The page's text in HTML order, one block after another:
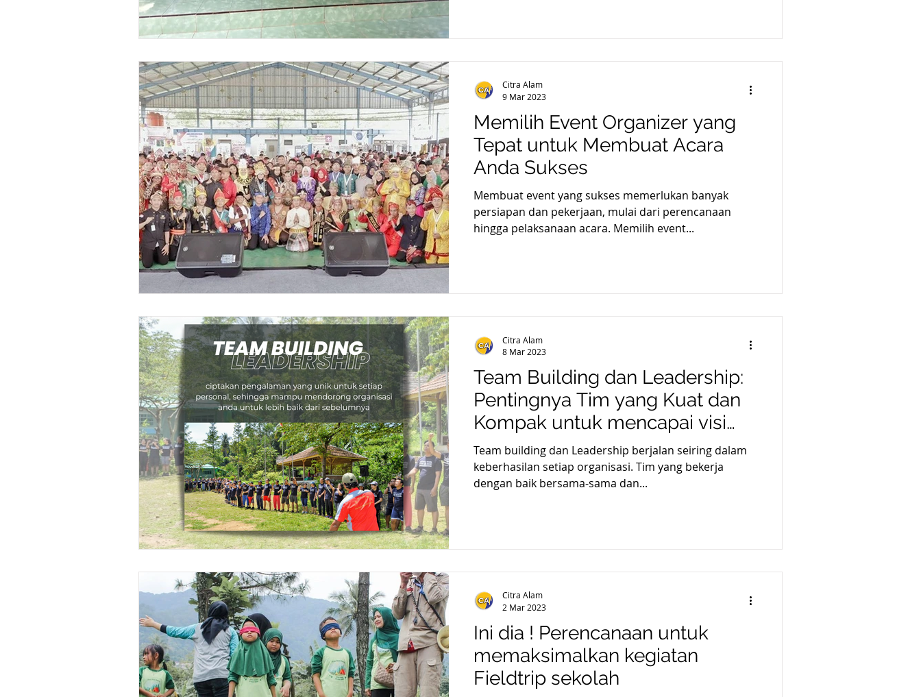
Memilih Event Organizer yang
Tepat untuk Membuat Acara
Anda Sukses
Membuat event yang sukses memerlukan banyak
persiapan dan pekerjaan, mulai dari perencanaan
hingga pelaksanaan acara. Memilih event...
Citra Alam
9 Mar 2023
Team Building dan Leadership:
Pentingnya Tim yang Kuat dan
Kompak untuk mencapai visi
dan misi
Team building dan Leadership berjalan seiring dalam
keberhasilan setiap organisasi. Tim yang bekerja
dengan baik bersama-sama dan...
Citra Alam
8 Mar 2023
Ini dia ! Perencanaan untuk
memaksimalkan kegiatan
Fieldtrip sekolah
Citra Alam
2 Mar 2023